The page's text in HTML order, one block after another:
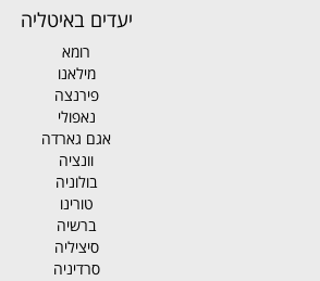
יעדים באיטליה
רומא
מילאנו
פירנצה
נאפולי
אגם גארדה
וונציה
בולוניה
טורינו
ברשיה
סיציליה
סרדיניה